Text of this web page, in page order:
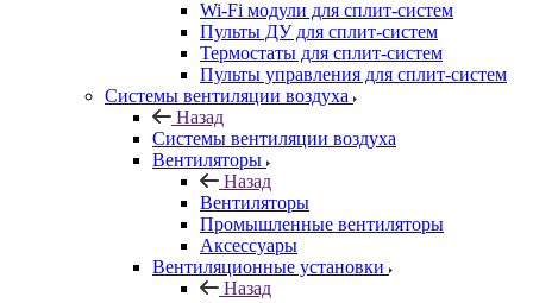
Wi-Fi модули для сплит-систем
Пульты ДУ для сплит-систем
Термостаты для сплит-систем
Пульты управления для сплит-систем
Системы вентиляции воздуха
Назад
Системы вентиляции воздуха
Вентиляторы
Назад
Вентиляторы
Промышленные вентиляторы
Аксессуары
Вентиляционные установки
Назад